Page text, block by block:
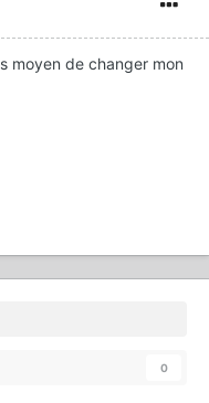
moyen de changer mon
0